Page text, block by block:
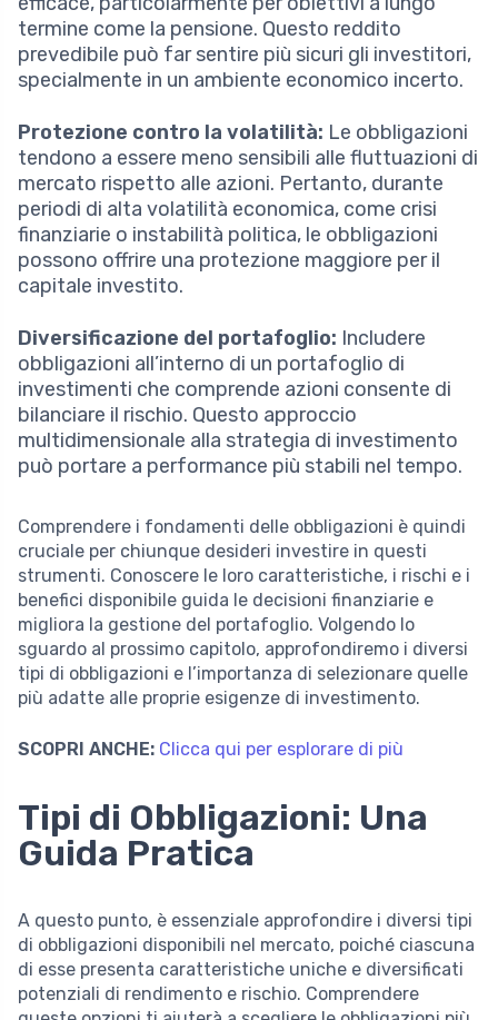
termine come la pensione. Questo reddito
prevedibile può far sentire più sicuri gli investitori,
specialmente in un ambiente economico incerto.
Protezione contro la volatilità: Le obbligazioni
tendono a essere meno sensibili alle fluttuazioni di
mercato rispetto alle azioni. Pertanto, durante
periodi di alta volatilità economica, come crisi
finanziarie o instabilità politica, le obbligazioni
possono offrire una protezione maggiore per il
capitale investito.
Diversificazione del portafoglio: Includere
obbligazioni all’interno di un portafoglio di
investimenti che comprende azioni consente di
bilanciare il rischio. Questo approccio
multidimensionale alla strategia di investimento
può portare a performance più stabili nel tempo.
Comprendere i fondamenti delle obbligazioni è quindi
cruciale per chiunque desideri investire in questi
strumenti. Conoscere le loro caratteristiche, i rischi e i
benefici disponibile guida le decisioni finanziarie e
migliora la gestione del portafoglio. Volgendo lo
sguardo al prossimo capitolo, approfondiremo i diversi
tipi di obbligazioni e l’importanza di selezionare quelle
più adatte alle proprie esigenze di investimento.
SCOPRI ANCHE: Clicca qui per esplorare di più
Tipi di Obbligazioni: Una
Guida Pratica
A questo punto, è essenziale approfondire i diversi tipi
di obbligazioni disponibili nel mercato, poiché ciascuna
di esse presenta caratteristiche uniche e diversificati
potenziali di rendimento e rischio. Comprendere